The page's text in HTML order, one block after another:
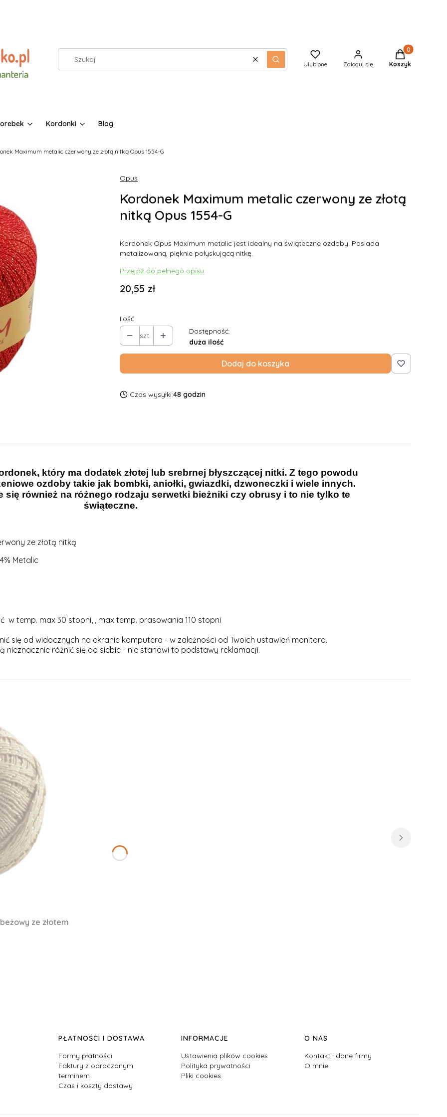
WyczyśćSzukaj Ulubione Zaloguj się
Produkty w
Koszyk
Kordonki Blog
Maximum metalic czerwony ze złotą nitką Opus 1554-G
Opus
Kordonek Maximum metalic czerwony ze złotą
nitką Opus 1554-G
Kordonek Opus Maximum metalic jest idealny na świąteczne ozdoby. Posiada
metalizowaną, pięknie połyskującą nitkę.
Przejdź do pełnego opisu
Cena
20,55 zł
Ilość
szt.
Dostępność:
duża ilość
Dodaj do koszyka
Czas wysyłki:48 godzin
który ma dodatek złotej lub srebrnej błyszczącej nitki. Z tego powodu
ozdoby takie jak bombki, aniołki, gwiazdki, dzwoneczki i wiele innych.
się również na różnego rodzaju serwetki bieżniki czy obrusy i to nie tylko te
świąteczne.
ze złotą nitką
Metalic
temp. max 30 stopni, , max temp. prasowania 110 stopni
się od widocznych na ekranie komputera - w zależności od Twoich ustawień monitora.
nieznacznie różnić się od siebie - nie stanowi to podstawy reklamacji.
ze złotem
PŁATNOŚCI I DOSTAWA
Formy płatności
Faktury z odroczonym
terminem
Czas i koszty dostawy
INFORMACJE
Ustawienia plików cookies
Polityka prywatności
Pliki cookies
O NAS
Kontakt i dane firmy
O mnie